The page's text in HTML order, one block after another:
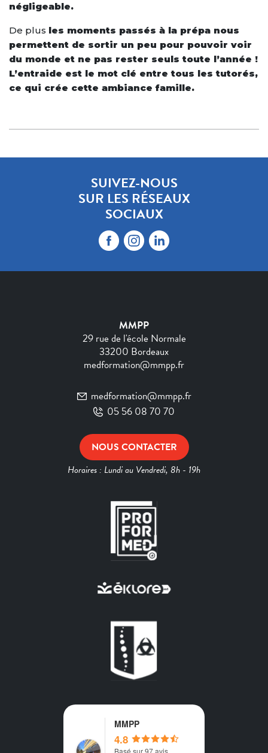
négligeable.
De plus les moments passés à la prépa nous
permettent de sortir un peu pour pouvoir voir
du monde et ne pas rester seuls toute l’année !
L’entraide est le mot clé entre tous les tutorés,
ce qui crée cette ambiance famille.
SUIVEZ-NOUS
SUR LES RÉSEAUX
SOCIAUX
MMPP
29 rue de l'école Normale
33200 Bordeaux
medformation@mmpp.fr
medformation@mmpp.fr
05 56 08 70 70
NOUS CONTACTER
Horaires : Lundi au Vendredi, 8h - 19h
MMPP
4.8
Basé sur 97 avis